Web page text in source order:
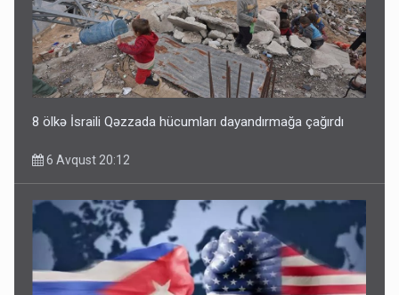
8 ölkə İsraili Qəzzada hücumları dayandırmağa çağırdı
6 Avqust 20:12